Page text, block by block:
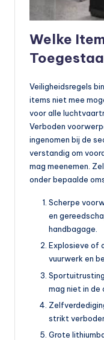
Welke
Veiligheidsregels
items niet mee
voor alle
Verboden
ingenomen bij de
verstandig om
mag meenemen.
onder bepaalde
Scherpe
en
handbagage.
Explosieve of
vuurwerk en
mag niet in de
strikt
Grote